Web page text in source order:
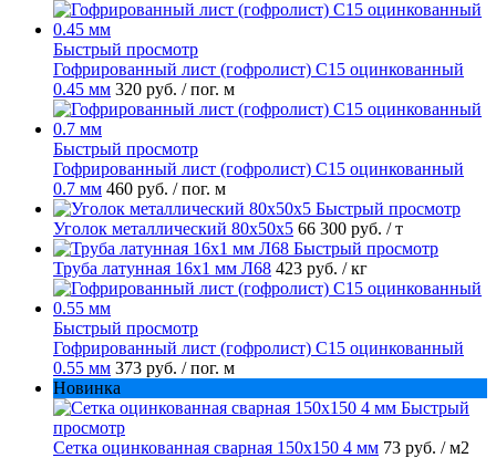
Быстрый просмотр
Гофрированный лист (гофролист) С15 оцинкованный
0.45 мм 320 руб. / пог. м
Быстрый просмотр
Гофрированный лист (гофролист) С15 оцинкованный
0.7 мм 460 руб. / пог. м
Быстрый просмотр
Уголок металлический 80х50х5 66 300 руб. / т
Быстрый просмотр
Труба латунная 16х1 мм Л68 423 руб. / кг
Быстрый просмотр
Гофрированный лист (гофролист) С15 оцинкованный
0.55 мм 373 руб. / пог. м
Новинка
Быстрый
просмотр
Сетка оцинкованная сварная 150х150 4 мм 73 руб. / м2